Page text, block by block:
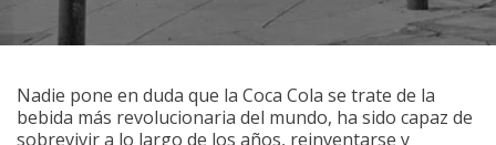
Nadie pone en duda que la Coca Cola se trate de la
bebida más revolucionaria del mundo, ha sido capaz de
sobrevivir a lo largo de los años, reinventarse y